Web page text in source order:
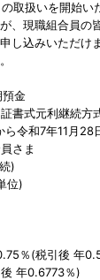
取扱いを開始い
、現職組合員の
し込みいただけ
金
式元利継続方式
令和7年11月28
さま
)
位)
％(税引後 年
年0.6773％)